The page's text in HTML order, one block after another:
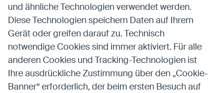
und ähnliche Technologien verwendet werden.
Diese Technologien speichern Daten auf Ihrem
Gerät oder greifen darauf zu. Technisch
notwendige Cookies sind immer aktiviert. Für alle
anderen Cookies und Tracking-Technologien ist
Ihre ausdrückliche Zustimmung über den „Cookie-
Banner“ erforderlich, der beim ersten Besuch auf